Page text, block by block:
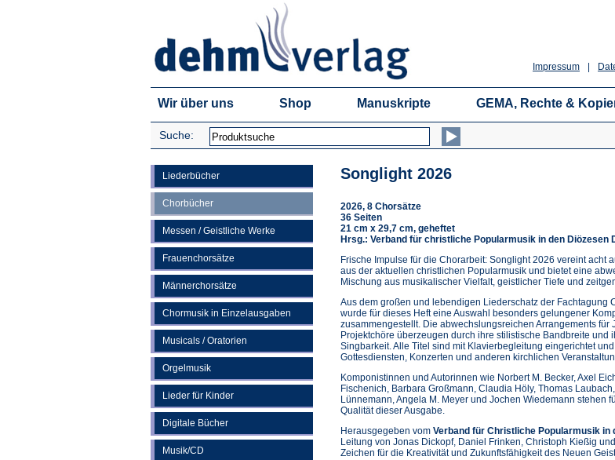
Impressum
Wir über uns Shop Manuskripte GEMA, Rechte &
Suche:
Liederbücher
Chorbücher
Messen / Geistliche Werke
Frauenchorsätze
Männerchorsätze
Chormusik in Einzelausgaben
Musicals / Oratorien
Orgelmusik
Lieder für Kinder
Digitale Bücher
Musik/CD
Songlight 2026
2026, 8 Chorsätze
36 Seiten
21 cm x 29,7 cm, geheftet
Hrsg.: Verband für christliche Popularmusik in den Diözesen
Frische Impulse für die Chorarbeit: Songlight 2026 vereint acht
aus der aktuellen christlichen Popularmusik und bietet eine
Mischung aus musikalischer Vielfalt, geistlicher Tiefe und
Aus dem großen und lebendigen Liederschatz der Fachtagung
wurde für dieses Heft eine Auswahl besonders gelungener
zusammengestellt. Die abwechslungsreichen Arrangements für
Projektchöre überzeugen durch ihre stilistische Bandbreite und
Singbarkeit. Alle Titel sind mit Klavierbegleitung eingerichtet
Gottesdiensten, Konzerten und anderen kirchlichen
Komponistinnen und Autorinnen wie Norbert M. Becker, Axel
Fischenich, Barbara Großmann, Claudia Höly, Thomas
Lünnemann, Angela M. Meyer und Jochen Wiedemann stehen
Qualität dieser Ausgabe.
Herausgegeben vom Verband für Christliche Popularmusik in
Leitung von Jonas Dickopf, Daniel Frinken, Christoph Kießig
Zeichen für die Kreativität und Zukunftsfähigkeit des Neuen